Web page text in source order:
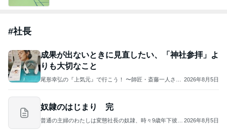
#社長
成果が出ないときに見直したい、「神社参拝」よ
りも大切なこと
尾形幸弘の『上気元』で行こう！ 〜師匠・斎藤一人さん
2026年8月5日
奴隷のはじまり 完
普通の主婦のわたしは変態社長の奴隷、時々9歳年下彼氏
2026年8月5日